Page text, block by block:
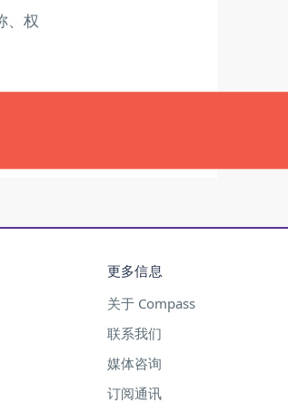
、权
更多信息
关于 Compass
联系我们
媒体咨询
订阅通讯